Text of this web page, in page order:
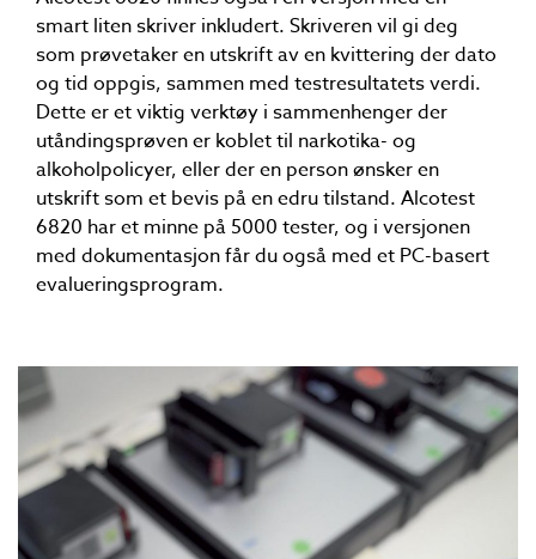
smart liten skriver inkludert. Skriveren vil gi deg
som prøvetaker en utskrift av en kvittering der dato
og tid oppgis, sammen med testresultatets verdi.
Dette er et viktig verktøy i sammenhenger der
utåndingsprøven er koblet til narkotika- og
alkoholpolicyer, eller der en person ønsker en
utskrift som et bevis på en edru tilstand. Alcotest
6820 har et minne på 5000 tester, og i versjonen
med dokumentasjon får du også med et PC-basert
evalueringsprogram.